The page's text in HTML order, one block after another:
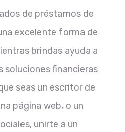
de préstamos de
excelente forma de
brindas ayuda a
soluciones financieras
seas un escritor de
página web, o un
unirte a un